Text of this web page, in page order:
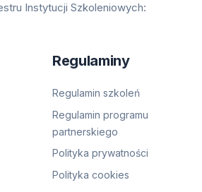
Instytucji Szkoleniowych:
Regulaminy
Regulamin szkoleń
Regulamin programu
partnerskiego
Polityka prywatności
Polityka cookies